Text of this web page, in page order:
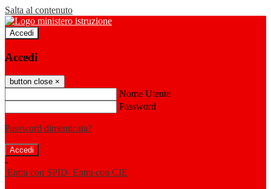
Salta al contenuto
Accedi
Accedi
button close ×
Nome Utente
Password
Password dimenticata?
-
Entra con SPID Entra con CIE